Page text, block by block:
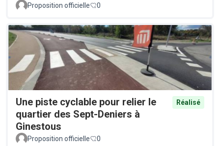
Proposition officielle
0
Une piste cyclable pour relier le
quartier des Sept-Deniers à
Ginestous
Réalisé
Proposition officielle 0